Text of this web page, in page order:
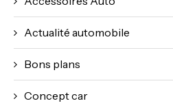
Actualité automobile
Bons plans
Concept car